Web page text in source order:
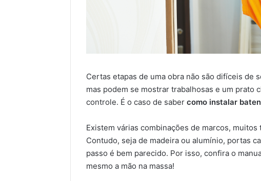
Certas etapas de uma obra não são difíceis de
mas podem se mostrar trabalhosas e um prato
controle. É o caso de saber como instalar
Existem várias combinações de marcos,
Contudo, seja de madeira ou alumínio, portas
passo é bem parecido. Por isso, confira o
mesmo a mão na massa!